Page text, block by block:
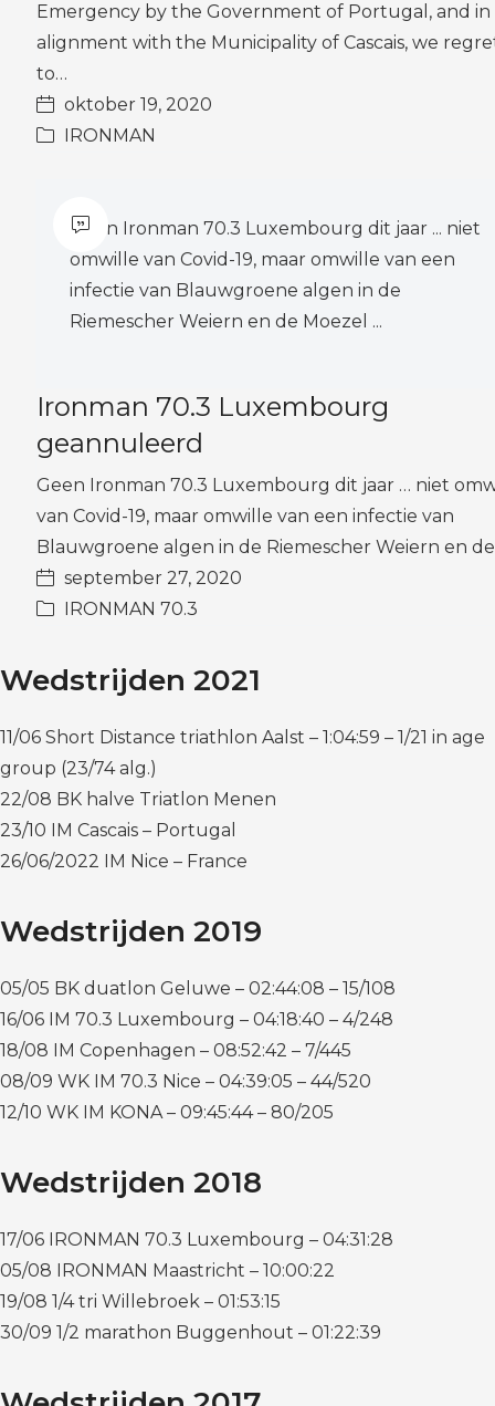
Emergency by the Government of Portugal, and in
alignment with the Municipality of Cascais, we
to…
oktober 19, 2020
IRONMAN
Geen Ironman 70.3 Luxembourg dit jaar ... niet
omwille van Covid-19, maar omwille van een
infectie van Blauwgroene algen in de
Riemescher Weiern en de Moezel ...
Ironman 70.3 Luxembourg
geannuleerd
Geen Ironman 70.3 Luxembourg dit jaar … niet
van Covid-19, maar omwille van een infectie van
Blauwgroene algen in de Riemescher Weiern en
september 27, 2020
IRONMAN 70.3
Wedstrijden 2021
11/06 Short Distance triathlon Aalst – 1:04:59 – 1/21 in age
group (23/74 alg.)
22/08 BK halve Triatlon Menen
23/10 IM Cascais – Portugal
26/06/2022 IM Nice – France
Wedstrijden 2019
05/05 BK duatlon Geluwe – 02:44:08 – 15/108
16/06 IM 70.3 Luxembourg – 04:18:40 – 4/248
18/08 IM Copenhagen – 08:52:42 – 7/445
08/09 WK IM 70.3 Nice – 04:39:05 – 44/520
12/10 WK IM KONA – 09:45:44 – 80/205
Wedstrijden 2018
17/06 IRONMAN 70.3 Luxembourg – 04:31:28
05/08 IRONMAN Maastricht – 10:00:22
19/08 1/4 tri Willebroek – 01:53:15
30/09 1/2 marathon Buggenhout – 01:22:39